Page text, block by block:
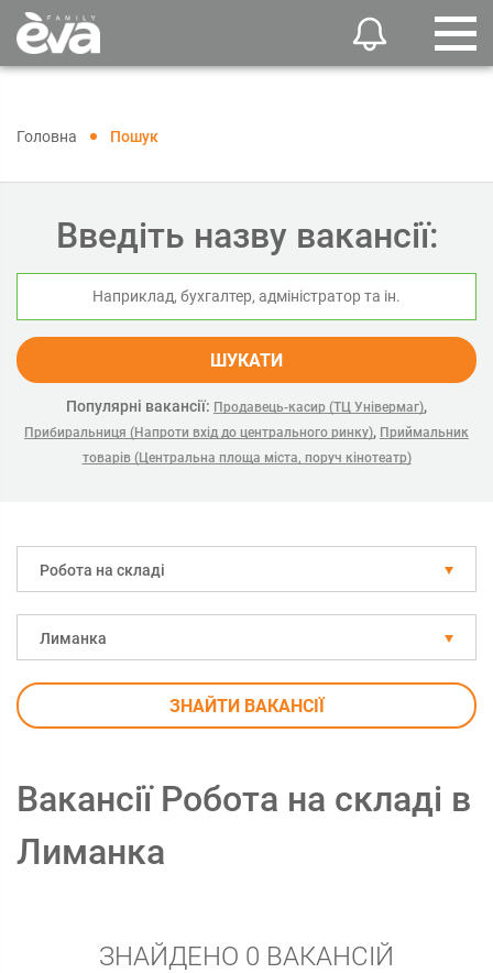
Головна Пошук
Введіть назву вакансії:
ШУКАТИ
Популярні вакансії: Продавець-касир (ТЦ Універмаг),
Прибиральниця (Напроти вхід до центрального ринку), Приймальник
товарів (Центральна площа міста, поруч кінотеатр)
Робота на складі
Лиманка
ЗНАЙТИ ВАКАНСІЇ
Вакансії Робота на складі в
Лиманка
ЗНАЙДЕНО 0 ВАКАНСІЙ